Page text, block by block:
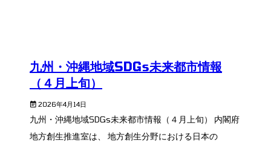
九州・沖縄地域SDGs未来都市情報
（４月上旬）
2026年4月14日
九州・沖縄地域SDGs未来都市情報（４月上旬） 内閣府
地方創生推進室は、 地方創生分野における日本の